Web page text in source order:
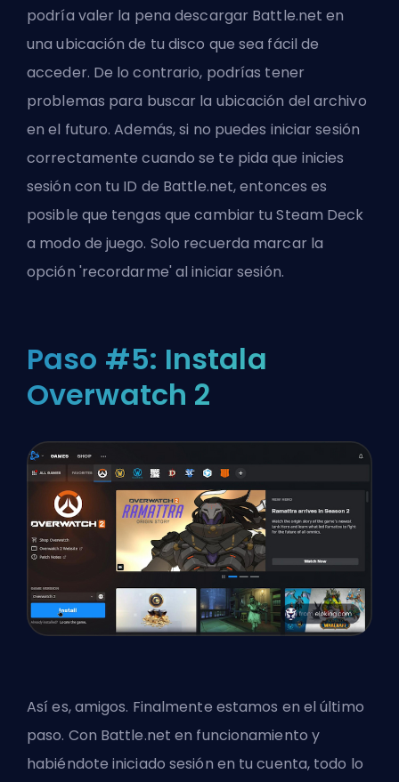
podría valer la pena descargar Battle.net en
una ubicación de tu disco que sea fácil de
acceder. De lo contrario, podrías tener
problemas para buscar la ubicación del archivo
en el futuro. Además, si no puedes iniciar sesión
correctamente cuando se te pida que inicies
sesión con tu ID de Battle.net, entonces es
posible que tengas que cambiar tu Steam Deck
a modo de juego. Solo recuerda marcar la
opción 'recordarme' al iniciar sesión.
Paso #5: Instala
Overwatch 2
Así es, amigos. Finalmente estamos en el último
paso. Con Battle.net en funcionamiento y
habiéndote iniciado sesión en tu cuenta, todo lo